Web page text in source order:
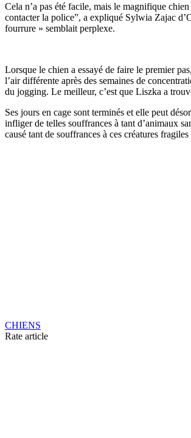
Cela n’a pas été facile, mais le magnifique
contacter la police”, a expliqué Sylwia Zajac
fourrure » semblait perplexe.
Lorsque le chien a essayé de faire le premier
l’air différente après des semaines de
du jogging. Le meilleur, c’est que Liszka a
Ses jours en cage sont terminés et elle peut
infliger de telles souffrances à tant d’animaux
causé tant de souffrances à ces créatures
CHIENS
Rate article